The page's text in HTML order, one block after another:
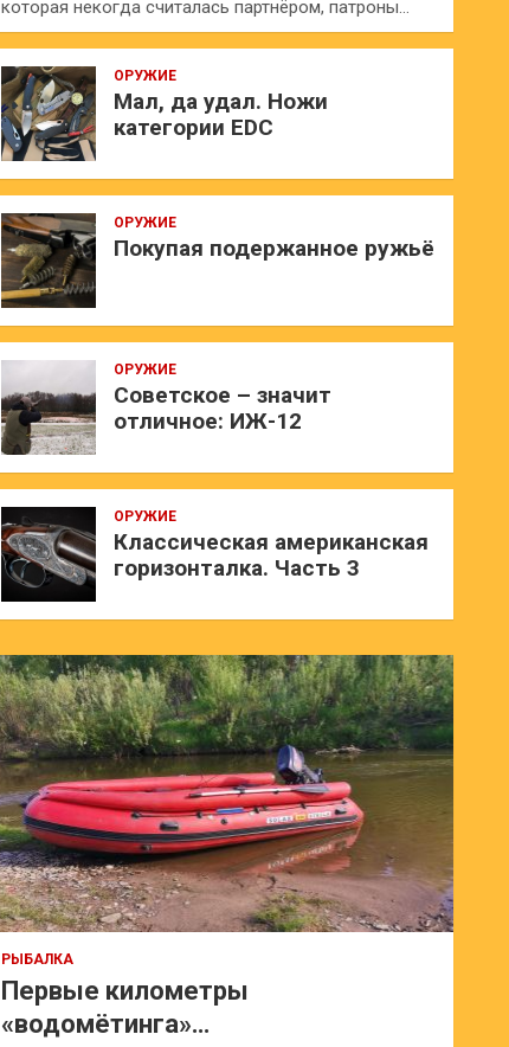
которая некогда считалась партнёром, патроны…
ОРУЖИЕ
Мал, да удал. Ножи
категории EDC
ОРУЖИЕ
Покупая подержанное ружьё
ОРУЖИЕ
Советское – значит
отличное: ИЖ-12
ОРУЖИЕ
Классическая американская
горизонталка. Часть 3
РЫБАЛКА
Первые километры
«водомётинга»…